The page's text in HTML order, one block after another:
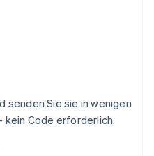
senden Sie sie in wenigen
kein Code erforderlich.